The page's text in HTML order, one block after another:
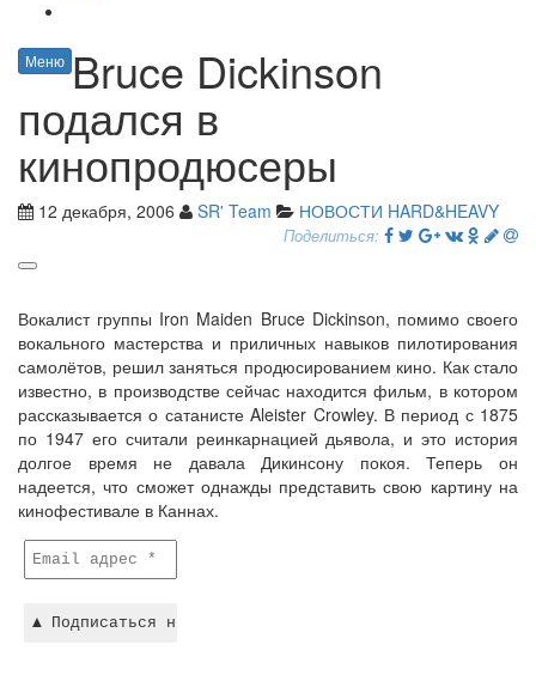
Меню Bruce Dickinson
подался в
кинопродюсеры
12 декабря, 2006 SR' Team НОВОСТИ HARD&HEAVY
Поделиться:
Вокалист группы Iron Maiden Bruce Dickinson, помимо своего
вокального мастерства и приличных навыков пилотирования
самолётов, решил заняться продюсированием кино. Как стало
известно, в производстве сейчас находится фильм, в котором
рассказывается о сатанисте Aleister Crowley. В период с 1875
по 1947 его считали реинкарнацией дьявола, и это история
долгое время не давала Дикинсону покоя. Теперь он
надеется, что сможет однажды представить свою картину на
кинофестивале в Каннах.